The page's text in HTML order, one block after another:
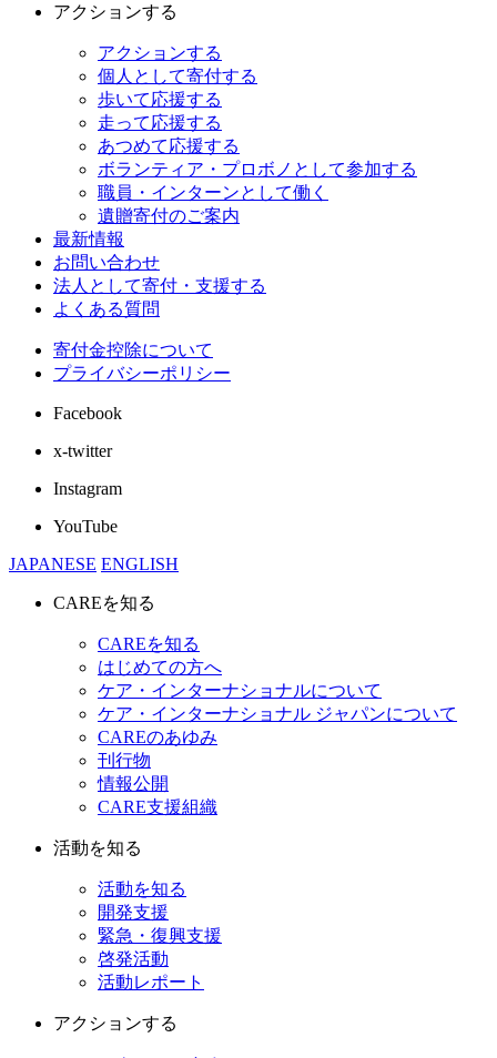
アクションする
アクションする
個人として寄付する
歩いて応援する
走って応援する
あつめて応援する
ボランティア・プロボノとして参加する
職員・インターンとして働く
遺贈寄付のご案内
最新情報
お問い合わせ
法人として寄付・支援する
よくある質問
寄付金控除について
プライバシーポリシー
Facebook
x-twitter
Instagram
YouTube
JAPANESE ENGLISH
CAREを知る
CAREを知る
はじめての方へ
ケア・インターナショナルについて
ケア・インターナショナル ジャパンについて
CAREのあゆみ
刊行物
情報公開
CARE支援組織
活動を知る
活動を知る
開発支援
緊急・復興支援
啓発活動
活動レポート
アクションする